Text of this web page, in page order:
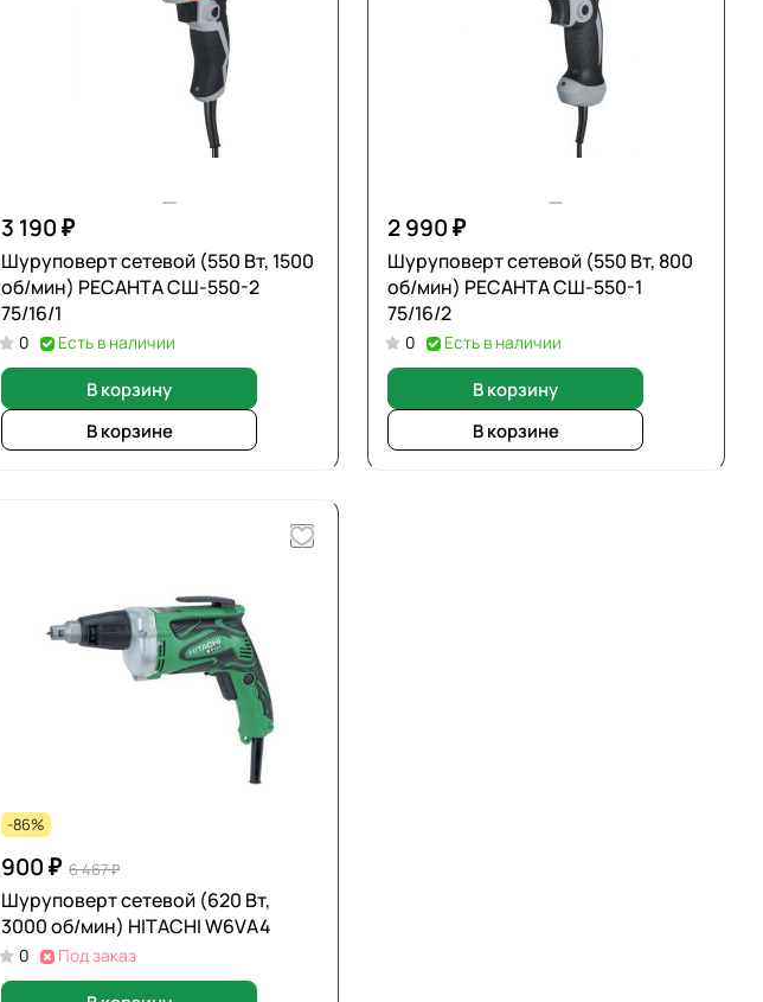
3 190 ₽
Шуруповерт сетевой (550 Вт, 1500
об/мин) РЕСАНТА СШ-550-2
75/16/1
0 Есть в наличии
В корзину
В корзине
2 990 ₽
Шуруповерт сетевой (550 Вт, 800
об/мин) РЕСАНТА СШ-550-1
75/16/2
0 Есть в наличии
В корзину
В корзине
-86%
900 ₽ 6 467 ₽
Шуруповерт сетевой (620 Вт,
3000 об/мин) HITACHI W6VА4
0 Под заказ